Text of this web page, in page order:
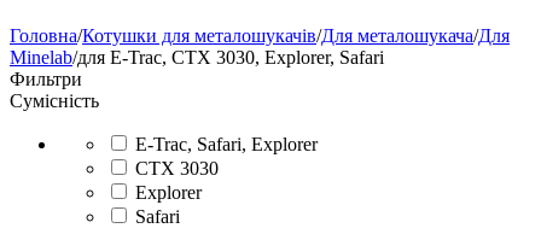
Головна/Котушки для металошукачів/Для металошукача/Для
Minelab/для E-Trac, CTX 3030, Explorer, Safari
Фильтри
Сумісність
E-Trac, Safari, Explorer
CTX 3030
Explorer
Safari